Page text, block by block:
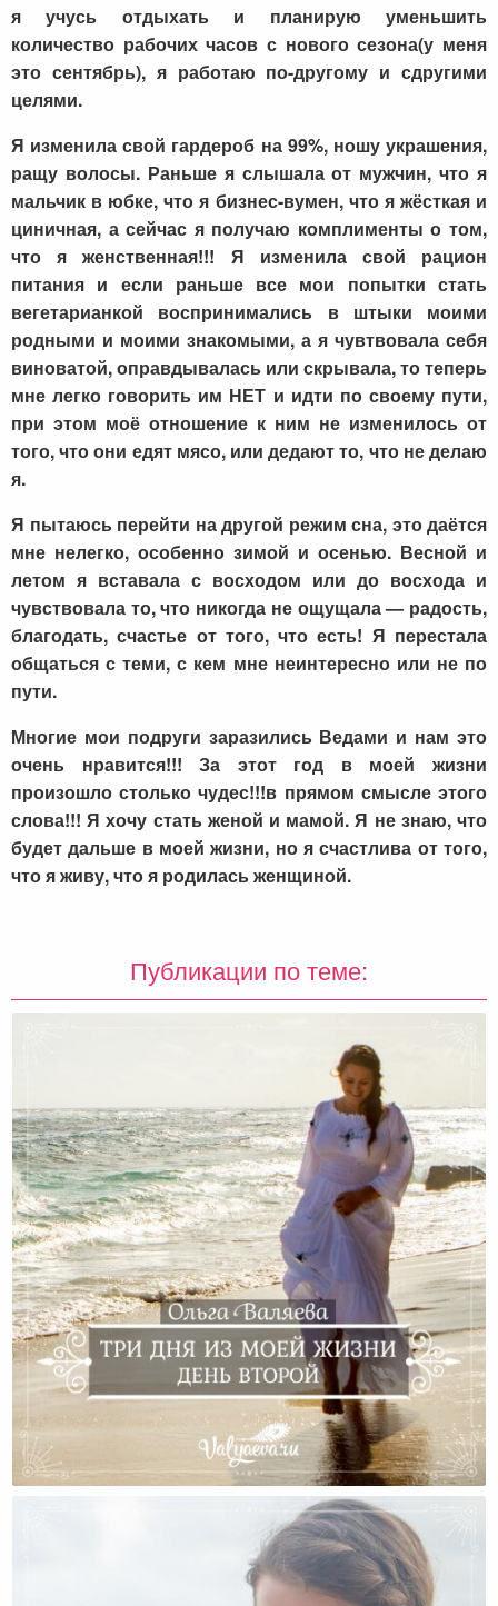
я учусь отдыхать и планирую уменьшить
количество рабочих часов с нового сезона(у меня
это сентябрь), я работаю по-другому и сдругими
целями.
Я изменила свой гардероб на 99%, ношу украшения,
ращу волосы. Раньше я слышала от мужчин, что я
мальчик в юбке, что я бизнес-вумен, что я жёсткая и
циничная, а сейчас я получаю комплименты о том,
что я женственная!!! Я изменила свой рацион
питания и если раньше все мои попытки стать
вегетарианкой воспринимались в штыки моими
родными и моими знакомыми, а я чувтвовала себя
виноватой, оправдывалась или скрывала, то теперь
мне легко говорить им НЕТ и идти по своему пути,
при этом моё отношение к ним не изменилось от
того, что они едят мясо, или дедают то, что не делаю
я.
Я пытаюсь перейти на другой режим сна, это даётся
мне нелегко, особенно зимой и осенью. Весной и
летом я вставала с восходом или до восхода и
чувствовала то, что никогда не ощущала — радость,
благодать, счастье от того, что есть! Я перестала
общаться с теми, с кем мне неинтересно или не по
пути.
Многие мои подруги заразились Ведами и нам это
очень нравится!!! За этот год в моей жизни
произошло столько чудес!!!в прямом смысле этого
слова!!! Я хочу стать женой и мамой. Я не знаю, что
будет дальше в моей жизни, но я счастлива от того,
что я живу, что я родилась женщиной.
Публикации по теме:
Три Дня Из Моей Жизни. День Второй.